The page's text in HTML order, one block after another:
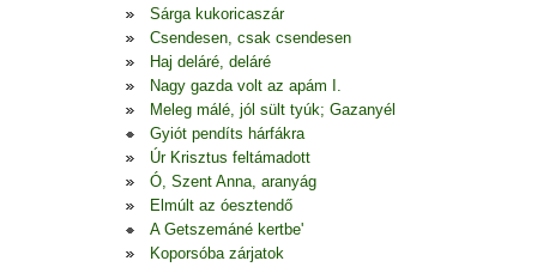
Sárga kukoricaszár
Csendesen, csak csendesen
Haj deláré, deláré
Nagy gazda volt az apám I.
Meleg málé, jól sült tyúk; Gazanyél
Gyiót pendíts hárfákra
Úr Krisztus feltámadott
Ó, Szent Anna, aranyág
Elmúlt az óesztendő
A Getszemáné kertbe'
Koporsóba zárjatok